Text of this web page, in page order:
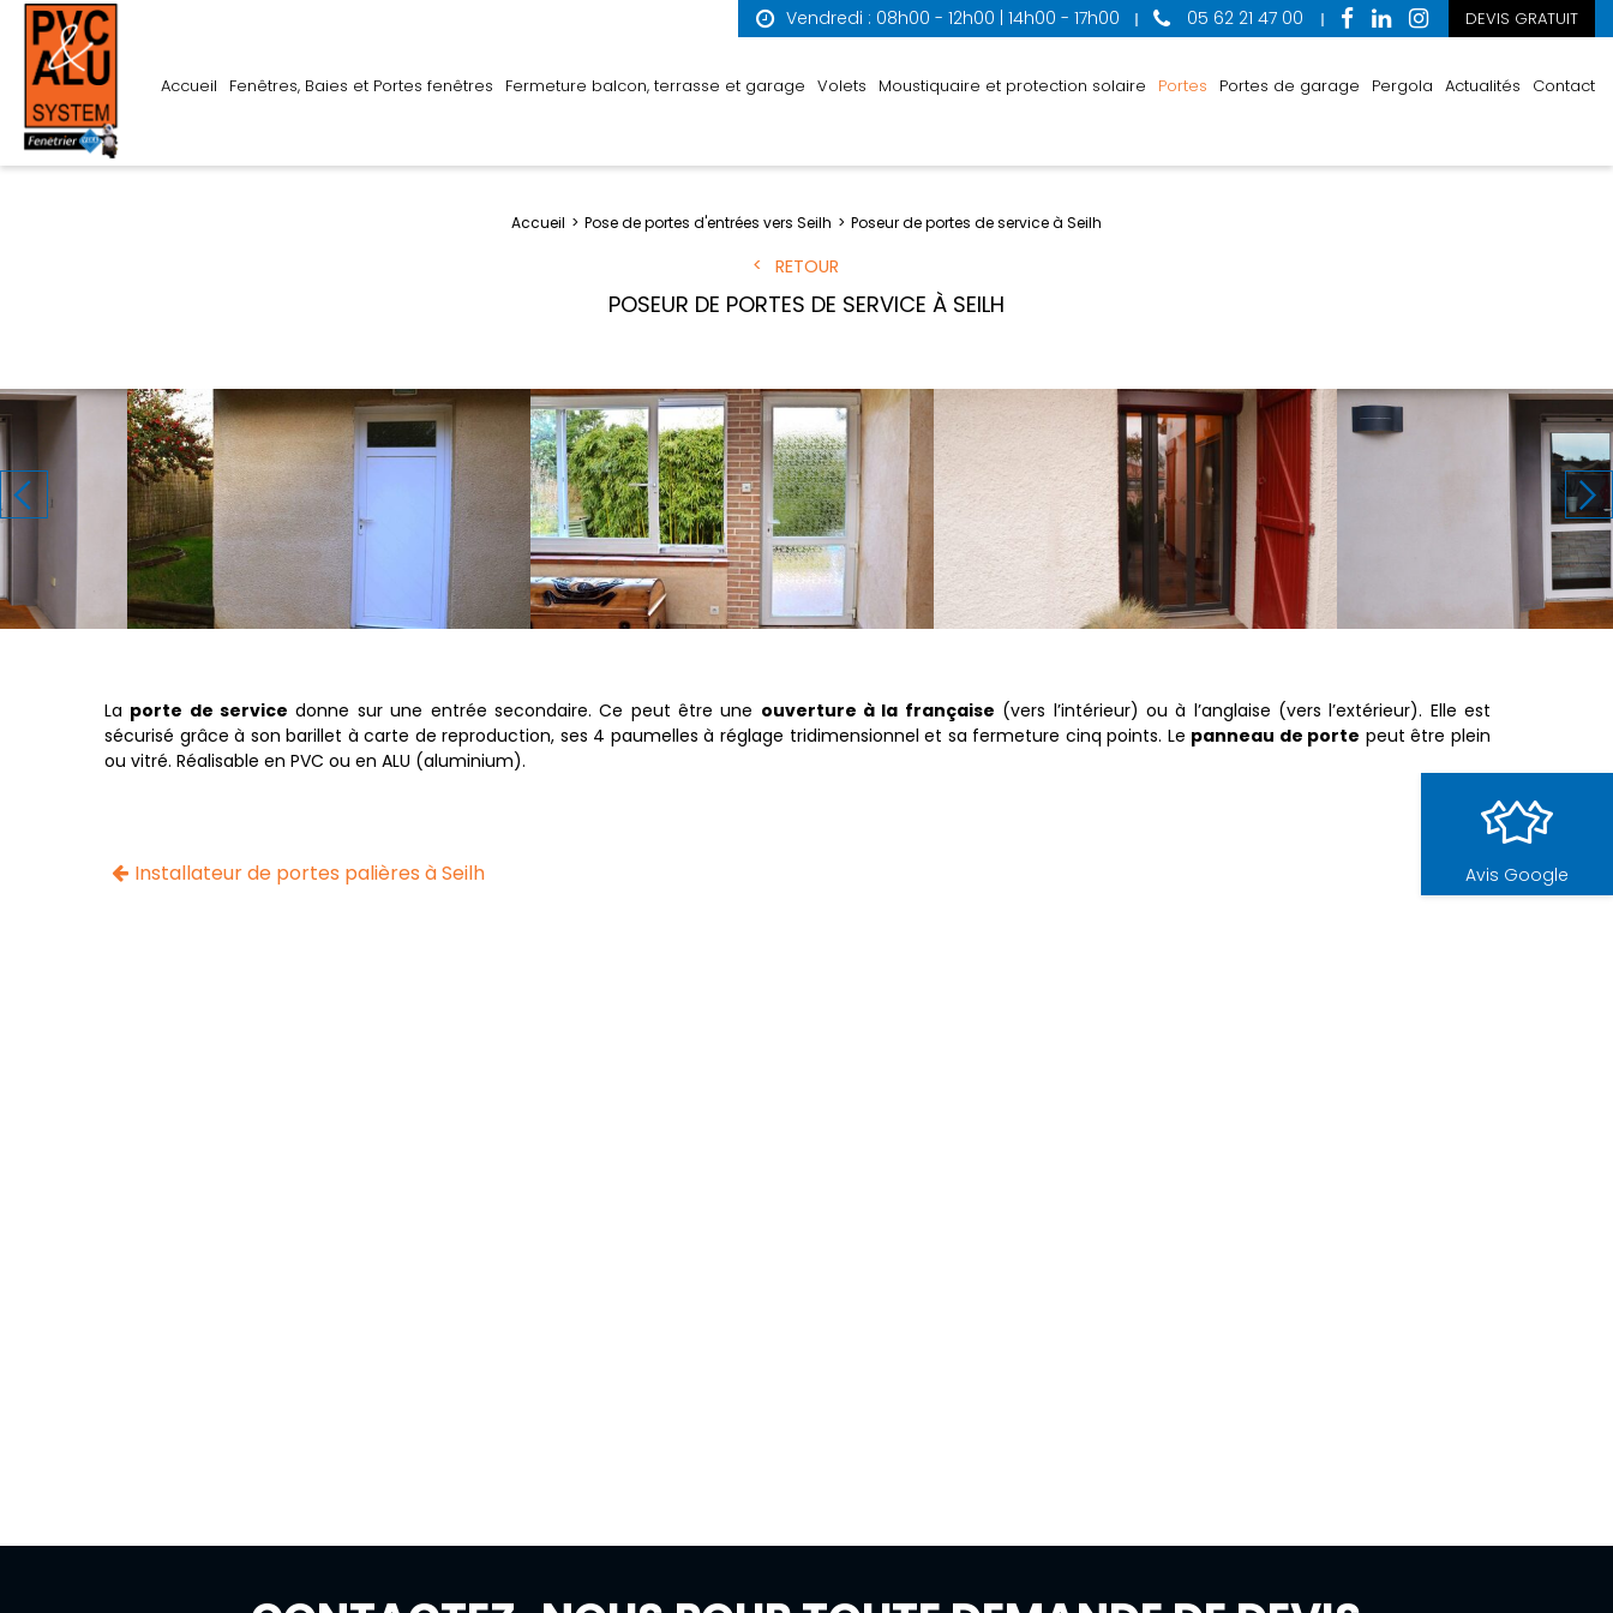
Vendredi : 08h00 - 12h00 | 14h00 - 17h00 05 62 21 47 00 DEVIS GRATUIT
Accueil Fenêtres, Baies et Portes fenêtres Fermeture balcon, terrasse et garage Volets Moustiquaire et protection solaire Portes Portes de garage Pergola Actualités Contact
Accueil Pose de portes d'entrées vers Seilh Poseur de portes de service à Seilh
RETOUR
POSEUR DE PORTES DE SERVICE À SEILH
La porte de service donne sur une entrée secondaire. Ce peut être une ouverture à la française (vers l’intérieur) ou à l’anglaise (vers l’extérieur). Elle est
sécurisé grâce à son barillet à carte de reproduction, ses 4 paumelles à réglage tridimensionnel et sa fermeture cinq points. Le panneau de porte peut être plein
ou vitré. Réalisable en PVC ou en ALU (aluminium).
Installateur de portes palières à Seilh Avis Google